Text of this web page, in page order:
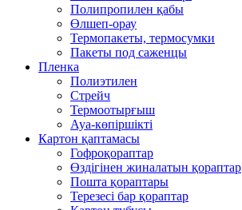
Полипропилен қабы
Өлшеп-орау
Термопакеты, термосумки
Пакеты под саженцы
Пленка
Полиэтилен
Стрейч
Термоотырғыш
Ауа-көпіршікті
Картон қаптамасы
Гофроқораптар
Өздігінен жиналатын қораптар
Пошта қораптары
Терезесі бар қораптар